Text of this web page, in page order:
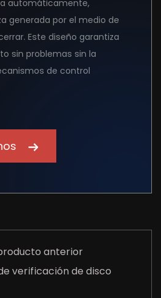
automáticamente,
generada por el medio de
Este diseño garantiza
sin problemas sin la
de control
anterior
verificación de disco